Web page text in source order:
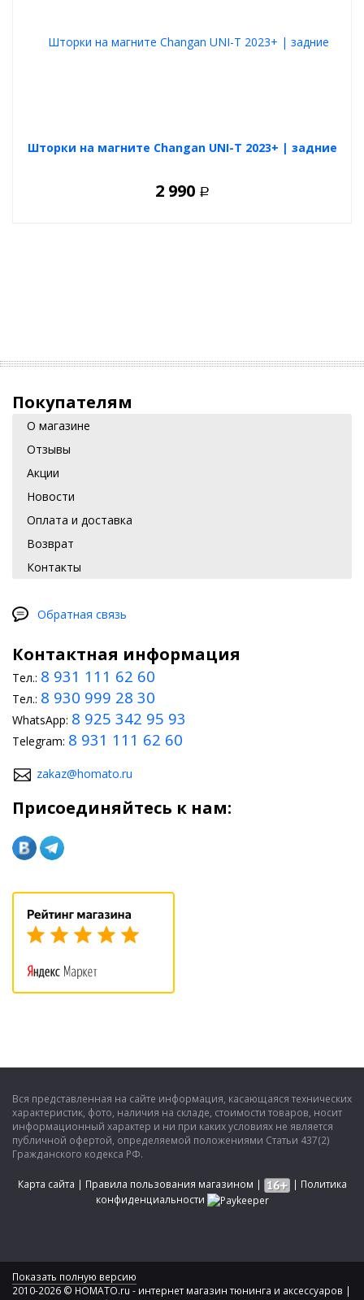
Шторки на магните Changan UNI-T 2023+ | задние
2 990 Р
Покупателям
О магазине
Отзывы
Акции
Новости
Оплата и доставка
Возврат
Контакты
Обратная связь
Контактная информация
Тел.: 8 931 111 62 60
Тел.: 8 930 999 28 30
WhatsApp: 8 925 342 95 93
Telegram: 8 931 111 62 60
zakaz@homato.ru
Присоединяйтесь к нам:
Вся представленная на сайте информация, касающаяся технических
характеристик, фото, наличия на складе, стоимости товаров, носит
информационный характер и ни при каких условиях не является
публичной офертой, определяемой положениями Статьи 437(2)
Гражданского кодекса РФ.
Карта сайта | Правила пользования магазином | | Политика
конфиденциальности
Показать полную версию
2010-2026 © HOMATO.ru - интернет магазин тюнинга и аксессуаров |